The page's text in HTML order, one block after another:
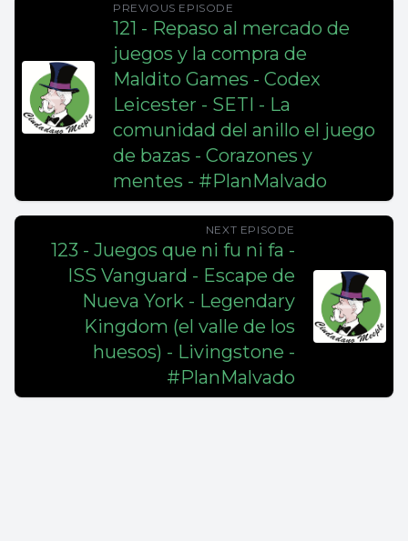
PREVIOUS EPISODE
121 - Repaso al mercado de
juegos y la compra de
Maldito Games - Codex
Leicester - SETI - La
comunidad del anillo el juego
de bazas - Corazones y
mentes - #PlanMalvado
NEXT EPISODE
123 - Juegos que ni fu ni fa -
ISS Vanguard - Escape de
Nueva York - Legendary
Kingdom (el valle de los
huesos) - Livingstone -
#PlanMalvado